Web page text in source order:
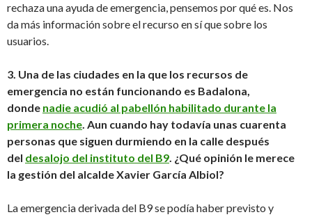
rechaza una ayuda de emergencia, pensemos por qué es. Nos
da más información sobre el recurso en sí que sobre los
usuarios.
3. Una de las ciudades en la que los recursos de
emergencia no están funcionando es Badalona,
donde nadie acudió al pabellón habilitado durante la
primera noche. Aun cuando hay todavía unas cuarenta
personas que siguen durmiendo en la calle después
del desalojo del instituto del B9. ¿Qué opinión le merece
la gestión del alcalde Xavier García Albiol?
La emergencia derivada del B9 se podía haber previsto y